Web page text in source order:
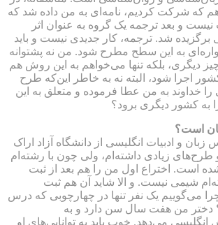
که شرکت کردیم، نامه‌ای به من داده شد که
و بعد ترجمه یک گروه به عنوان اثر
برگزیده شد. ترجمه، کار جدیدی نیست و باید
به این سطح مطرح شود. من نه پشتوانه
دیگری، بلکه تنها می‌خواهم به این روش هم
اجرا شود، البته نه به خاطر این‌که طرح
را خداوند به من عطا فرموده و متعلق به این
کشور دیگری برود؟
است؟
زبان و ادبیات انگلیسی از دانشگاه آزاد اراک
طرح‌های زیادی داشته‌ام، ولی چون با رشته‌ام
است. اختراع اول من را هم بعد از ثبت
شیمی نیست. و الا شاید آن هم ثبت
می‌گوییم یک نفر تنها در چهارچوبی که درس
دختر من هفت سال سن دارد و به
می‌دهد. خوب باید به توانایی‌های او